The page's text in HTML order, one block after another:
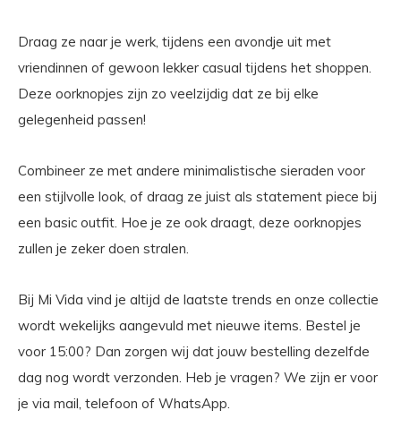
Draag ze naar je werk, tijdens een avondje uit met
vriendinnen of gewoon lekker casual tijdens het shoppen.
Deze oorknopjes zijn zo veelzijdig dat ze bij elke
gelegenheid passen!
Combineer ze met andere minimalistische sieraden voor
een stijlvolle look, of draag ze juist als statement piece bij
een basic outfit. Hoe je ze ook draagt, deze oorknopjes
zullen je zeker doen stralen.
Bij Mi Vida vind je altijd de laatste trends en onze collectie
wordt wekelijks aangevuld met nieuwe items. Bestel je
voor 15:00? Dan zorgen wij dat jouw bestelling dezelfde
dag nog wordt verzonden. Heb je vragen? We zijn er voor
je via mail, telefoon of WhatsApp.